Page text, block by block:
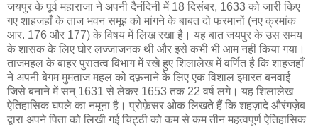
जयपुर के पूर्व महाराजा ने अपनी दैनंदिनी में 18 दिसंबर, 1633 को जारी किए
गए शाहजहाँ के ताज भवन समूह को मांगने के बाबत दो फरमानों (नए क्रमांक
आर. 176 और 177) के विषय में लिख रखा है। यह बात जयपुर के उस समय
के शासक के लिए घोर लज्जाजनक थी और इसे कभी भी आम नहीं किया गया।
ताजमहल के बाहर पुरातत्व विभाग में रखे हुए शिलालेख में वर्णित है कि शाहजहाँ
ने अपनी बेगम मुमताज महल को दफ़नाने के लिए एक विशाल इमारत बनवाई
जिसे बनाने में सन् 1631 से लेकर 1653 तक 22 वर्ष लगे। यह शिलालेख
ऐतिहासिक घपले का नमूना है। प्रोफ़ेसर ओक लिखते हैं कि शहज़ादे औरंगज़ेब
द्वारा अपने पिता को लिखी गई चिट्ठी को कम से कम तीन महत्वपूर्ण ऐतिहासिक